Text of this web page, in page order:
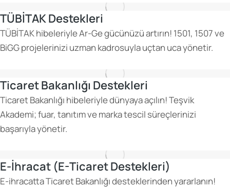
TÜBİTAK Destekleri
TÜBİTAK hibeleriyle Ar-Ge gücünüzü artırın! 1501, 1507 ve
BiGG projelerinizi uzman kadrosuyla uçtan uca yönetir.
Ticaret Bakanlığı Destekleri
Ticaret Bakanlığı hibeleriyle dünyaya açılın! Teşvik
Akademi; fuar, tanıtım ve marka tescil süreçlerinizi
başarıyla yönetir.
E-İhracat (E-Ticaret Destekleri)
E-ihracatta Ticaret Bakanlığı desteklerinden yararlanın!